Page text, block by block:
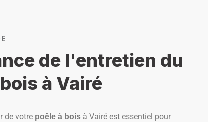
de l'entretien du
à Vairé
de votre poêle à bois à Vairé est essentiel pour